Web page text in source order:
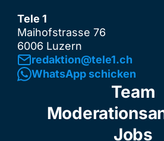
Tele 1
Maihofstrasse 76
6006 Luzern
redaktion@tele1.ch
WhatsApp schicken
Team
Jobs